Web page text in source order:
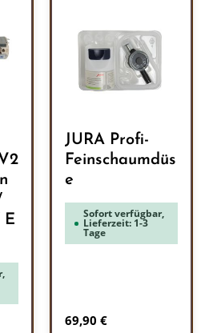
E
JURA Profi-
Feinschaumdüs
e
Sofort verfügbar,
Lieferzeit: 1-3
Tage
Regulärer Preis:
69,90 €